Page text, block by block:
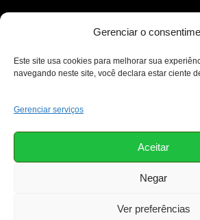
Gerenciar o
Este site usa cookies para melhorar sua
navegando neste site, você declara estar ciente
Gerenciar serviços
Aceitar
Negar
Ver preferências
Copyright © 2026 Prefeitura de